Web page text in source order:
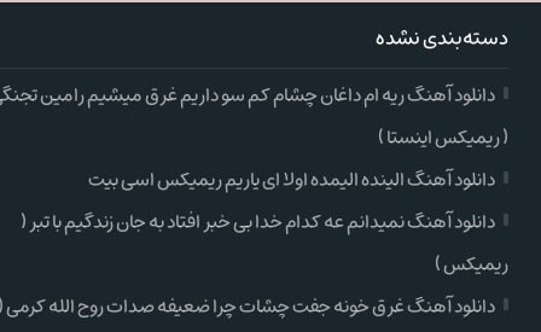
دسته‌بندی نشده
دانلود آهنگ ریه ام داغان چشام کم سو داریم غرق میشیم رامین
( ریمیکس اینستا )
دانلود آهنگ الینده الیمده اولا ای یاریم ریمیکس اسی بیت
دانلود آهنگ نمیدانم عه کدام خدا بی خبر افتاد به جان زندگیم با تبر (
ریمیکس )
دانلود آهنگ غرق خونه جفت چشات چرا ضعیفه صدات روح الله کرمی (